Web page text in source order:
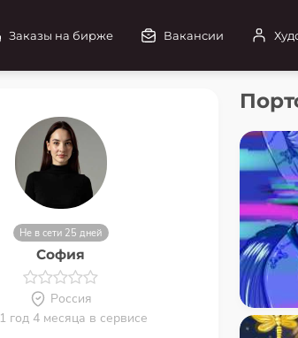
Заказы на бирже Вакансии
Не в сети 25 дней
София
Россия
1 год 4 месяца в сервисе